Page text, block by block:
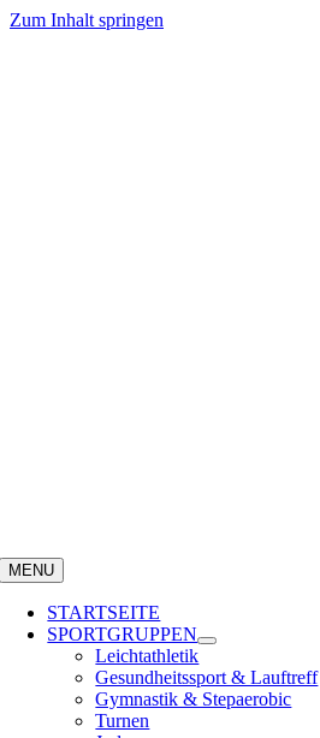
Zum Inhalt springen
MENU
STARTSEITE
SPORTGRUPPEN
Leichtathletik
Gesundheitssport & Lauftreff
Gymnastik & Stepaerobic
Turnen